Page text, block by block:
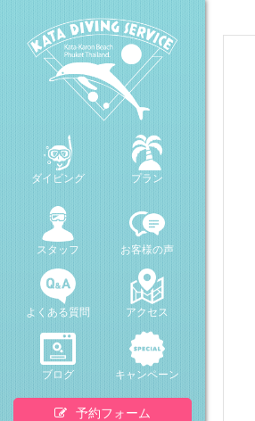
ダイビング プラン
スタッフ お客様の声
よくある質問 アクセス
ブログ キャンペーン
予約フォーム